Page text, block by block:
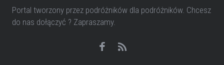
Portal tworzony przez podróżników dla podróżników. Chcesz
do nas dołączyć ? Zapraszamy.